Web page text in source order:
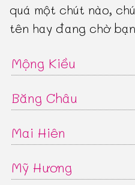
quá một chút nào,
tên hay đang chờ
Mộng Kiều
Băng Châu
Mai Hiên
Mỹ Hương